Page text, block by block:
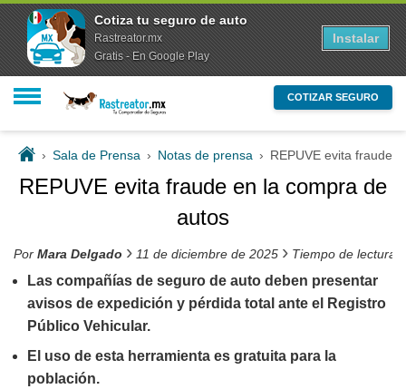
COTIZAR SEGURO
› Sala de Prensa › Notas de prensa › REPUVE evita fraude
REPUVE evita fraude en la compra de
autos
Por Mara Delgado › 11 de diciembre de 2025 › Tiempo de lectura
Las compañías de seguro de auto deben presentar
avisos de expedición y pérdida total ante el Registro
Público Vehicular.
El uso de esta herramienta es gratuita para la
población.
Cotiza tu seguro de auto
Rastreator.mx
Gratis - En Google Play
Instalar